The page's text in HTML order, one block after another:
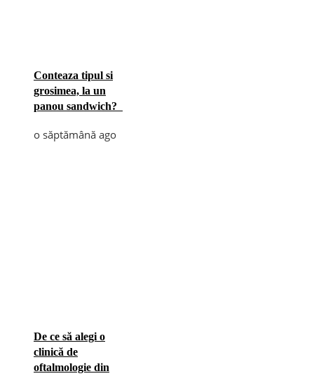
Conteaza tipul si
grosimea, la un
panou sandwich?
o săptămână ago
De ce să alegi o
clinică de
oftalmologie din